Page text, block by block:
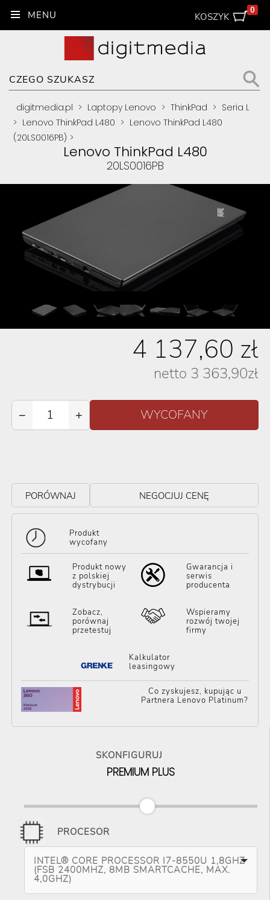
KOSZYK
0
digitmedia.pl > Laptopy Lenovo > ThinkPad > Seria L
> Lenovo ThinkPad L480 > Lenovo ThinkPad L480
(20LS0016PB) >
Lenovo ThinkPad L480
20LS0016PB
4 137,60 zł
netto 3 363,90zł
− +
PORÓWNAJ NEGOCJUJ CENĘ
Produkt
wycofany
Produkt nowy
z polskiej
dystrybucji
Gwarancja i
serwis
producenta
Zobacz,
porównaj
przetestuj
Wspieramy
rozwój twojej
firmy
Kalkulator
leasingowy
Co zyskujesz, kupując u
Partnera Lenovo Platinum?
SKONFIGURUJ
PREMIUM PLUS
PROCESOR
INTEL® CORE PROCESSOR I7-8550U 1,8GHZ
(FSB 2400MHZ, 8MB SMARTCACHE, MAX.
4,0GHZ)